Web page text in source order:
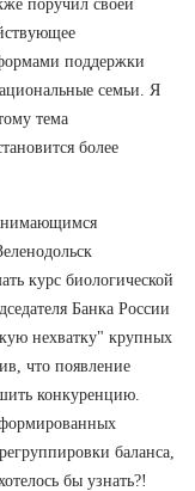
поручил своей
поддержки
семьи. Я
тема
более
курс биологической
Банка России
нехватку" крупных
что появление
конкуренцию.
баланса,
бы узнать?!